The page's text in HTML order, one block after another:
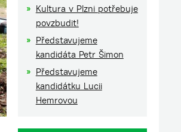
Kultura v Plzni potřebuje
povzbudit!
Představujeme
kandidáta Petr Šimon
Představujeme
kandidátku Lucii
Hemrovou